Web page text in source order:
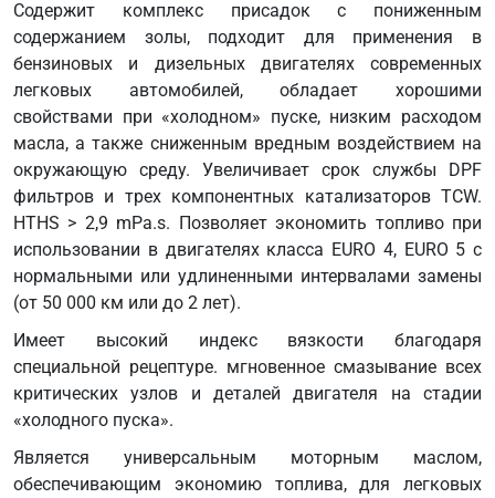
Содержит комплекс присадок с пониженным
содержанием золы, подходит для применения в
бензиновых и дизельных двигателях современных
легковых автомобилей, обладает хорошими
свойствами при «холодном» пуске, низким расходом
масла, а также сниженным вредным воздействием на
окружающую среду. Увеличивает срок службы DPF
фильтров и трех компонентных катализаторов TCW.
HTHS > 2,9 mPa.s. Позволяет экономить топливо при
использовании в двигателях класса EURO 4, EURO 5 с
нормальными или удлиненными интервалами замены
(от 50 000 км или до 2 лет).
Имеет высокий индекс вязкости благодаря
специальной рецептуре. мгновенное смазывание всех
критических узлов и деталей двигателя на стадии
«холодного пуска».
Является универсальным моторным маслом,
обеспечивающим экономию топлива, для легковых